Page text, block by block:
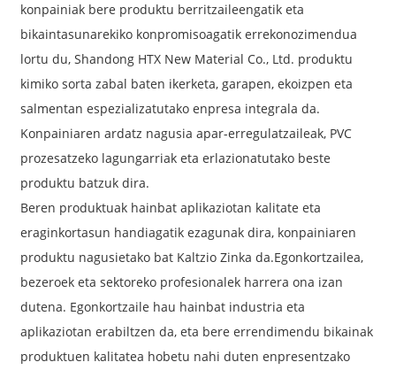
konpainiak bere produktu berritzaileengatik eta
bikaintasunarekiko konpromisoagatik errekonozimendua
lortu du, Shandong HTX New Material Co., Ltd. produktu
kimiko sorta zabal baten ikerketa, garapen, ekoizpen eta
salmentan espezializatutako enpresa integrala da.
Konpainiaren ardatz nagusia apar-erregulatzaileak, PVC
prozesatzeko lagungarriak eta erlazionatutako beste
produktu batzuk dira.
Beren produktuak hainbat aplikaziotan kalitate eta
eraginkortasun handiagatik ezagunak dira, konpainiaren
produktu nagusietako bat Kaltzio Zinka da.Egonkortzailea,
bezeroek eta sektoreko profesionalek harrera ona izan
dutena. Egonkortzaile hau hainbat industria eta
aplikaziotan erabiltzen da, eta bere errendimendu bikainak
produktuen kalitatea hobetu nahi duten enpresentzako